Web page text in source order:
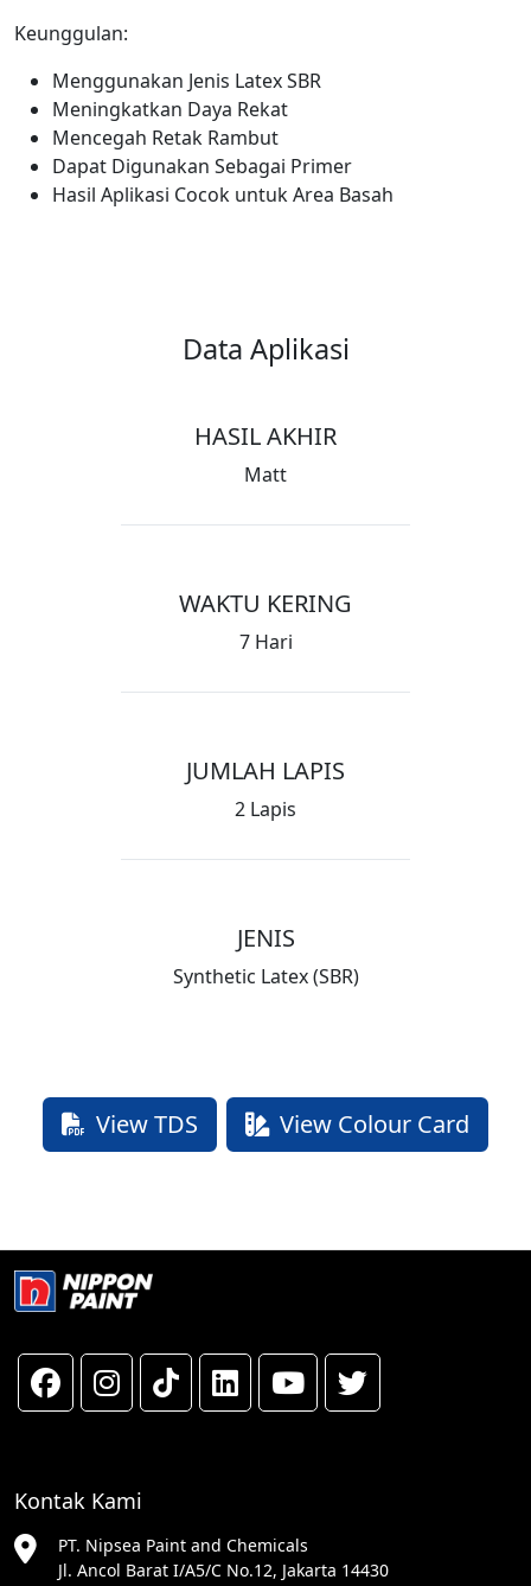
Keunggulan:
Menggunakan Jenis Latex SBR
Meningkatkan Daya Rekat
Mencegah Retak Rambut
Dapat Digunakan Sebagai Primer
Hasil Aplikasi Cocok untuk Area Basah
Data Aplikasi
HASIL AKHIR
Matt
WAKTU KERING
7 Hari
JUMLAH LAPIS
2 Lapis
JENIS
Synthetic Latex (SBR)
View TDS View Colour Card
Kontak Kami
PT. Nipsea Paint and Chemicals
Jl. Ancol Barat I/A5/C No.12, Jakarta 14430